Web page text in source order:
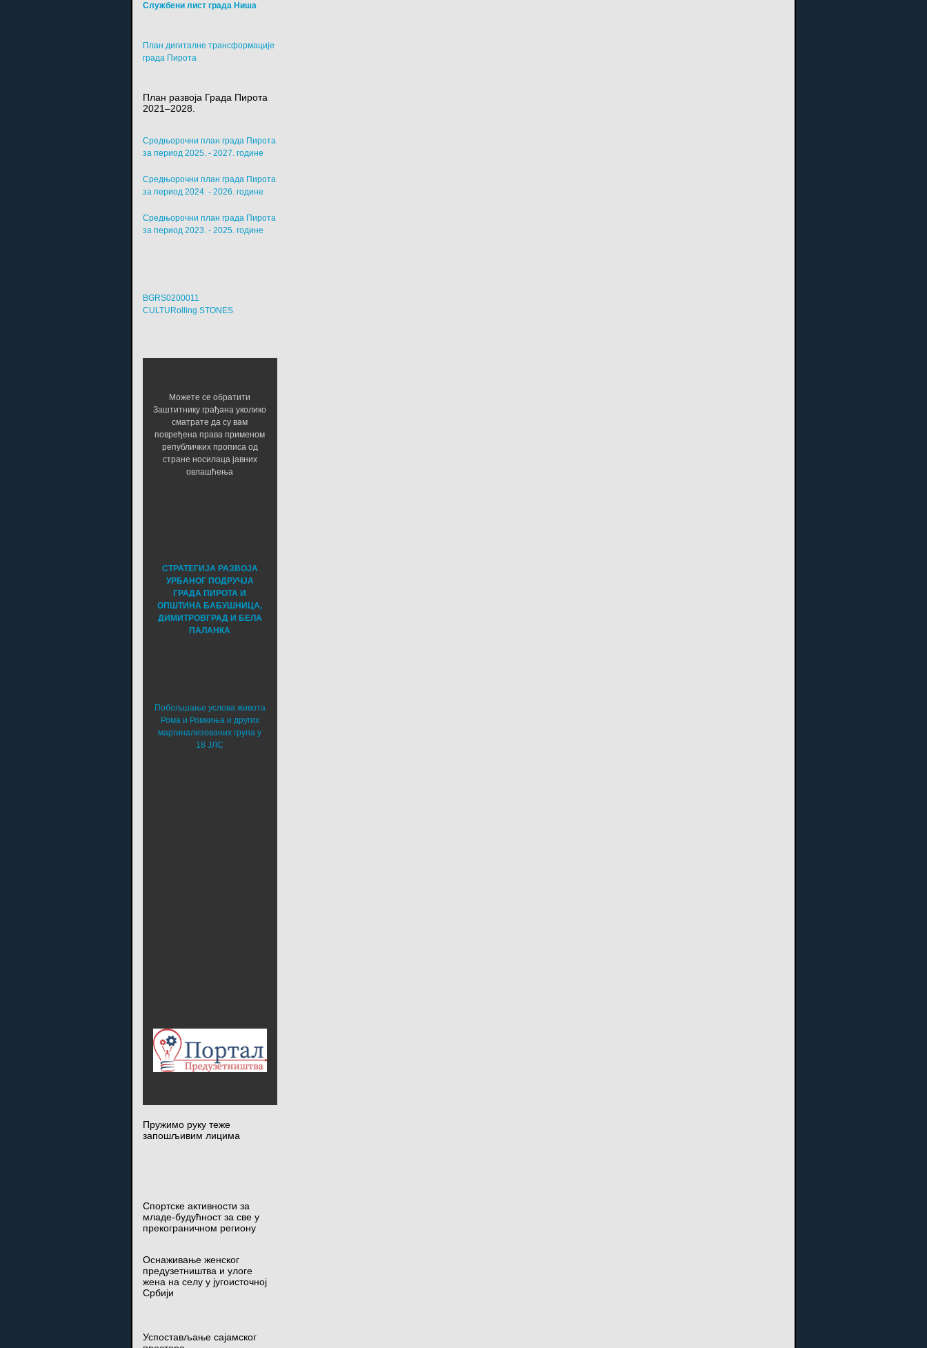
Службени лист града Ниша
План дигиталне трансформације
града Пирота
План развоја Града Пирота
2021–2028.
Средњорочни план града Пирота
за период 2025. - 2027. године
Средњорочни план града Пирота
за период 2024. - 2026. године
Средњорочни план града Пирота
за период 2023. - 2025. године
BGRS0200011
CULTURolling STONES
Можете се обратити
Заштитнику грађана уколико
сматрате да су вам
повређена права применом
републичких прописа од
стране носилаца јавних
овлашћења
СТРАТЕГИЈА РАЗВОЈА
УРБАНОГ ПОДРУЧЈА
ГРАДА ПИРОТА И
ОПШТИНА БАБУШНИЦА,
ДИМИТРОВГРАД И БЕЛА
ПАЛАНКА
Побољшање услова живота
Рома и Ромкиња и других
маргинализованих група у
18 ЈЛС
Пружимо руку теже
запошљивим лицима
Спортске активности за
младе-будућност за све у
прекограничном региону
Оснаживање женског
предузетништва и улоге
жена на селу у југоисточној
Србији
Успостављање сајамског